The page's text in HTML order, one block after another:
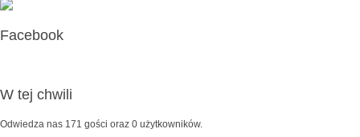
Facebook
W tej chwili
Odwiedza nas 171 gości oraz 0 użytkowników.